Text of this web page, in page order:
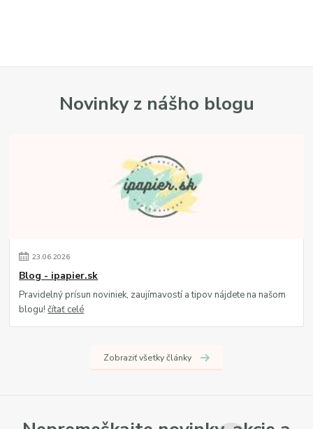
Novinky z nášho blogu
23.06.2026
Blog - ipapier.sk
Pravidelný prísun noviniek, zaujímavostí a tipov nájdete na našom
blogu!čítať celé
Zobraziť všetky články